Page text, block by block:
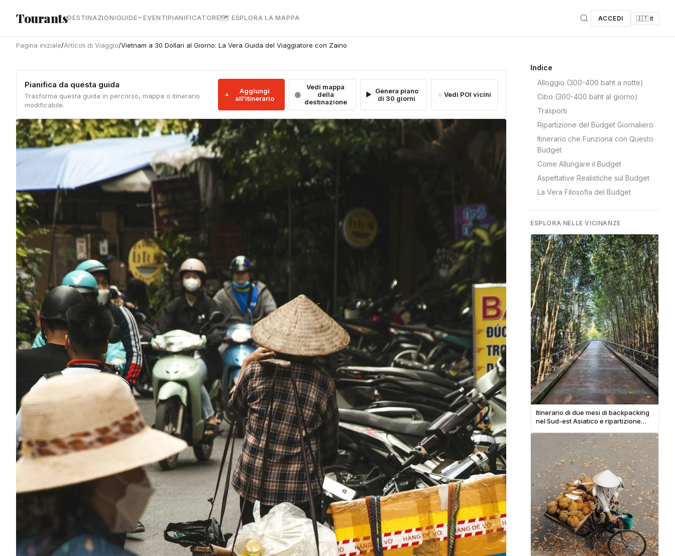
TourantsDESTINAZIONIGUIDE EVENTIPIANIFICATORE🗺 ESPLORA LA MAPPA ACCEDI 🇮🇹 it
Pagina iniziale/Articoli di Viaggio/Vietnam a 30 Dollari al Giorno: La Vera Guida del Viaggiatore con Zaino
Pianifica da questa guida
Trasforma questa guida in percorso, mappa o itinerario
modificabile.
Aggiungi
all'itinerario
Vedi mappa
della
destinazione
Genera piano
di 30 giorni
Vedi POI vicini
Indice
Alloggio (300-400 baht a notte)
Cibo (300-400 baht al giorno)
Trasporti
Ripartizione del Budget Giornaliero
Itinerario che Funziona con Questo
Budget
Come Allungare il Budget
Aspettative Realistiche sul Budget
La Vera Filosofia del Budget
ESPLORA NELLE VICINANZE
Itinerario di due mesi di backpacking
nel Sud-est Asiatico e ripartizione